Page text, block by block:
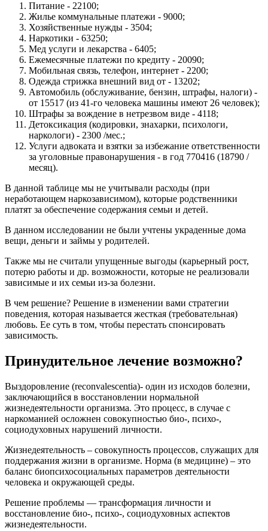
Питание - 22100;
Жилье коммунальные платежи - 9000;
Хозяйственные нужды - 3504;
Наркотики - 63250;
Мед услуги и лекарства - 6405;
Ежемесячные платежи по кредиту - 20090;
Мобильная связь, телефон, интернет - 2200;
Одежда стрижка внешний вид от - 13202;
Автомобиль (обслуживание, бензин, штрафы, налоги) -
от 15517 (из 41-го человека машины имеют 26 человек);
Штрафы за вождение в нетрезвом виде - 4118;
Детоксикация (кодировки, знахарки, психологи,
наркологи) - 2300 /мес.;
Услуги адвоката и взятки за избежание ответственности
за уголовные правонарушения - в год 770416 (18790 /
месяц).
В данной таблице мы не учитывали расходы (при
неработающем наркозависимом), которые родственники
платят за обеспечение содержания семьи и детей.
В данном исследовании не были учтены украденные дома
вещи, деньги и займы у родителей.
Также мы не считали упущенные выгоды (карьерный рост,
потерю работы и др. возможности, которые не реализовали
зависимые и их семьи из-за болезни.
В чем решение? Решение в изменении вами стратегии
поведения, которая называется жесткая (требовательная)
любовь. Ее суть в том, чтобы перестать спонсировать
зависимость.
Принудительное лечение возможно?
Выздоровление (reconvalescentia)- один из исходов болезни,
заключающийся в восстановлении нормальной
жизнедеятельности организма. Это процесс, в случае с
наркоманией осложнен совокупностью био-, психо-,
социодуховных нарушений личности.
Жизнедеятельность – совокупность процессов, служащих для
поддержания жизни в организме. Норма (в медицине) – это
баланс биопсихосоциальных параметров деятельности
человека и окружающей среды.
Решение проблемы — трансформация личности и
восстановление био-, психо-, социодуховных аспектов
жизнедеятельности.